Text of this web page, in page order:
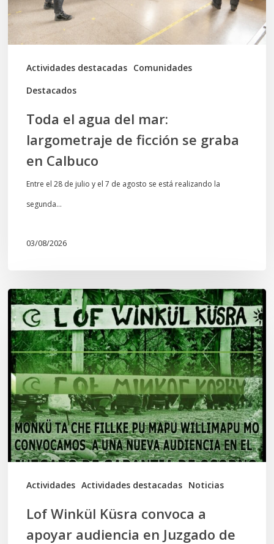
Actividades destacadas Comunidades
Destacados
ficción
se
graba
Toda el agua del mar:
largometraje de ficción se graba
en Calbuco
Entre el 28 de julio y el 7 de agosto se está realizando la
segunda…
03/08/2026
Actividades Actividades destacadas Noticias
Lof
Winkül
Küsra
convoca
a
apoyar
audiencia
en
Juzgado
Lof Winkül Küsra convoca a
apoyar audiencia en Juzgado de